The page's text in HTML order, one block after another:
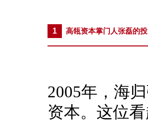
1 高瓴资本掌门人张磊的
2005年，海
资本。 这位